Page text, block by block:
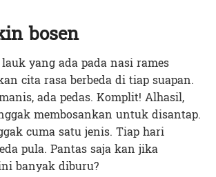
bosen
yang ada pada nasi rames
cita rasa berbeda di tiap suapan.
ada pedas. Komplit! Alhasil,
membosankan untuk disantap.
cuma satu jenis. Tiap hari
pula. Pantas saja kan jika
banyak diburu?